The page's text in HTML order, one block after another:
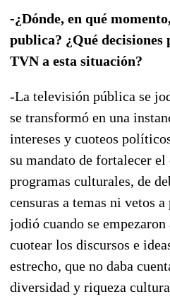
-¿Dónde, en qué
publica? ¿Qué
TVN a esta situación?
-La televisión pública se
se transformó en una
intereses y cuoteos
su mandato de fortalecer
programas culturales, de
censuras a temas ni vetos
jodió cuando se
cuotear los discursos e
estrecho, que no daba
diversidad y riqueza